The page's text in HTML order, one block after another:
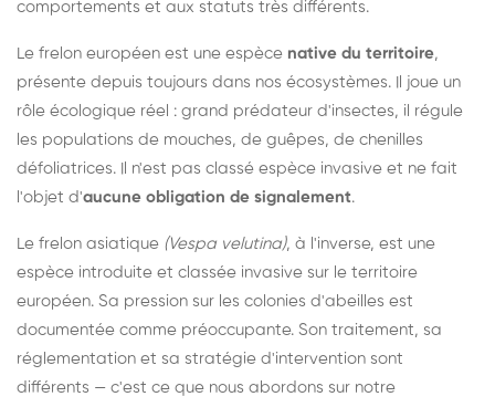
comportements et aux statuts très différents.
Le frelon européen est une espèce native du territoire,
présente depuis toujours dans nos écosystèmes. Il joue un
rôle écologique réel : grand prédateur d'insectes, il régule
les populations de mouches, de guêpes, de chenilles
défoliatrices. Il n'est pas classé espèce invasive et ne fait
l'objet d'aucune obligation de signalement.
Le frelon asiatique (Vespa velutina), à l'inverse, est une
espèce introduite et classée invasive sur le territoire
européen. Sa pression sur les colonies d'abeilles est
documentée comme préoccupante. Son traitement, sa
réglementation et sa stratégie d'intervention sont
différents — c'est ce que nous abordons sur notre